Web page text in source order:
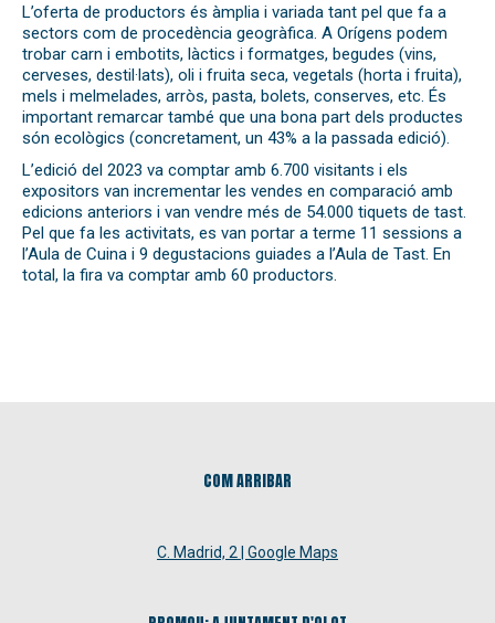
L’oferta de productors és àmplia i variada tant pel que fa a
sectors com de procedència geogràfica. A Orígens podem
trobar carn i embotits, làctics i formatges, begudes (vins,
cerveses, destil·lats), oli i fruita seca, vegetals (horta i fruita),
mels i melmelades, arròs, pasta, bolets, conserves, etc. És
important remarcar també que una bona part dels productes
són ecològics (concretament, un 43% a la passada edició).
L’edició del 2023 va comptar amb 6.700 visitants i els
expositors van incrementar les vendes en comparació amb
edicions anteriors i van vendre més de 54.000 tiquets de tast.
Pel que fa les activitats, es van portar a terme 11 sessions a
l’Aula de Cuina i 9 degustacions guiades a l’Aula de Tast. En
total, la fira va comptar amb 60 productors.
COM ARRIBAR
C. Madrid, 2 | Google Maps